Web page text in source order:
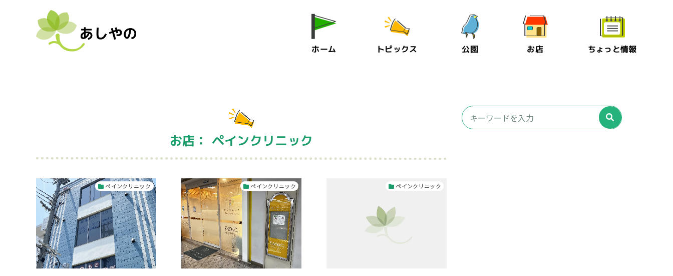
ホーム トピックス 公園 お店 ちょっと情報
お店： ペインクリニック
ペインクリニック ペインクリニック ペインクリニック